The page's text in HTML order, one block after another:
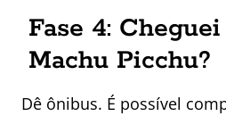
Fase 4:
Machu Picchu?
Dê ônibus. É possível